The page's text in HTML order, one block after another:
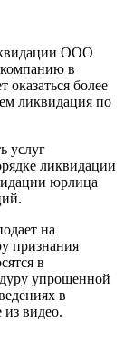
ООО
компанию в
более
ликвидация по
услуг
ликвидации
юрлица
на
признания
в
упрощенной
в
из видео.